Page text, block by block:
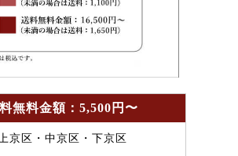
無料金額：5,500円〜
上京区・中京区・下京区